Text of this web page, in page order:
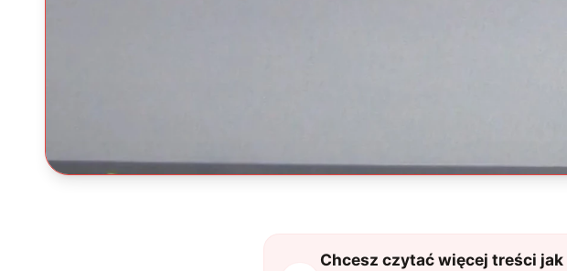
Chcesz czytać więcej treści jak